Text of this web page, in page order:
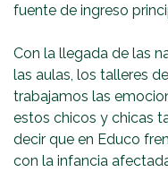
fuente de ingreso
Con la llegada de las
las aulas, los talleres
trabajamos las
estos chicos y chicas
decir que en Educo
con la infancia